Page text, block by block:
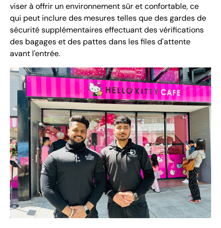
viser à offrir un environnement sûr et confortable, ce
qui peut inclure des mesures telles que des gardes de
sécurité supplémentaires effectuant des vérifications
des bagages et des pattes dans les files d'attente
avant l'entrée.